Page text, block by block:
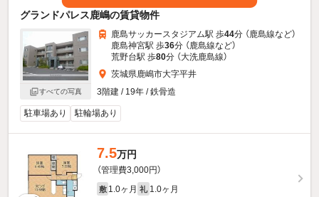
グランドパレス鹿嶋の賃貸物件
すべての写真
鹿島サッカースタジアム駅 歩44分 （鹿島線など）
鹿島神宮駅 歩36分 （鹿島線など）
荒野台駅 歩80分 （大洗鹿島線）
茨城県鹿嶋市大字平井
3階建 / 19年 / 鉄骨造
駐車場あり 駐輪場あり
7.5万円
（管理費3,000円）
敷 1.0ヶ月 礼 1.0ヶ月